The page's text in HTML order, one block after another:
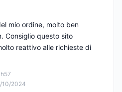
10/2024
mio ordine, molto ben
Consiglio questo sito
reattivo alle richieste di